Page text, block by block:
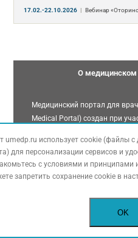
17.02.-22.10.2026 | Вебинар
О медицинском
Медицинский портал для
Medical Portal) создан при
сотрудничающих с
медицинские материалы
Информация на сайте uMEDp
справочный характер,
umedp.ru использует cookie (файлы
для персонализации сервисов и
с условиями и принципами
запретить сохранение cookie в
OK